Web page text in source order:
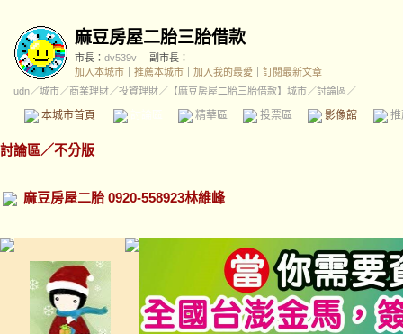
麻豆房屋二胎三胎借款
市長： dv539v
副市長：
加入本城市
推薦本城市 加入我的最愛
訂閱最新文章
udn／城市／商業理財／投資理財／ 【麻豆房屋二胎三胎借款】城市／討論區／
本城市首頁 精華區 投票區 影像館
討論區／不分版
麻豆房屋二胎 0920-558923林維峰